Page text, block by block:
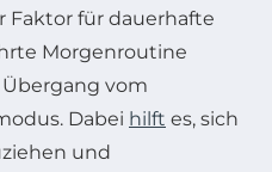
Faktor für dauerhafte
Morgenroutine
vom
Dabei hilft es, sich
und